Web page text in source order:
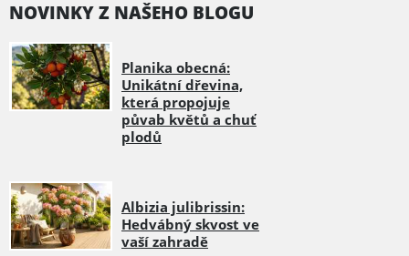
NOVINKY Z NAŠEHO BLOGU
Planika obecná:
Unikátní dřevina,
která propojuje
půvab květů a chuť
plodů
Albizia julibrissin:
Hedvábný skvost ve
vaší zahradě